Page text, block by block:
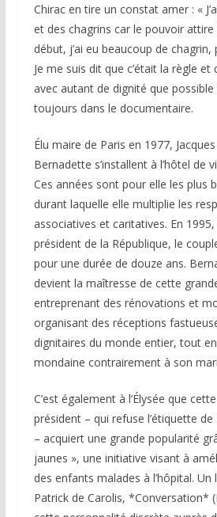
Chirac en tire un constat amer : «
et des chagrins car le pouvoir
début, j’ai eu beaucoup de chagrin,
Je me suis dit que c’était la règle et
avec autant de dignité que
toujours dans le documentaire.
Élu maire de Paris en 1977,
Bernadette s’installent à l’hôtel de
Ces années sont pour elle les plus
durant laquelle elle multiplie les
associatives et caritatives. En 1995,
président de la République, le
pour une durée de douze ans.
devient la maîtresse de cette
entreprenant des rénovations et
organisant des réceptions
dignitaires du monde entier, tout
mondaine contrairement à son
C’est également à l’Élysée que
président – qui refuse l’étiquette
– acquiert une grande popularité
jaunes », une initiative visant à
des enfants malades à l’hôpital. Un
Patrick de Carolis, *Conversation*